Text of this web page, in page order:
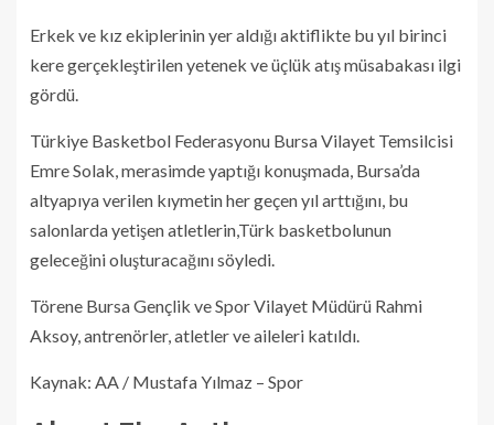
Erkek ve kız ekiplerinin yer aldığı aktiflikte bu yıl birinci
kere gerçekleştirilen yetenek ve üçlük atış müsabakası ilgi
gördü.
Türkiye Basketbol Federasyonu Bursa Vilayet Temsilcisi
Emre Solak, merasimde yaptığı konuşmada, Bursa’da
altyapıya verilen kıymetin her geçen yıl arttığını, bu
salonlarda yetişen atletlerin,Türk basketbolunun
geleceğini oluşturacağını söyledi.
Törene Bursa Gençlik ve Spor Vilayet Müdürü Rahmi
Aksoy, antrenörler, atletler ve aileleri katıldı.
Kaynak: AA / Mustafa Yılmaz – Spor